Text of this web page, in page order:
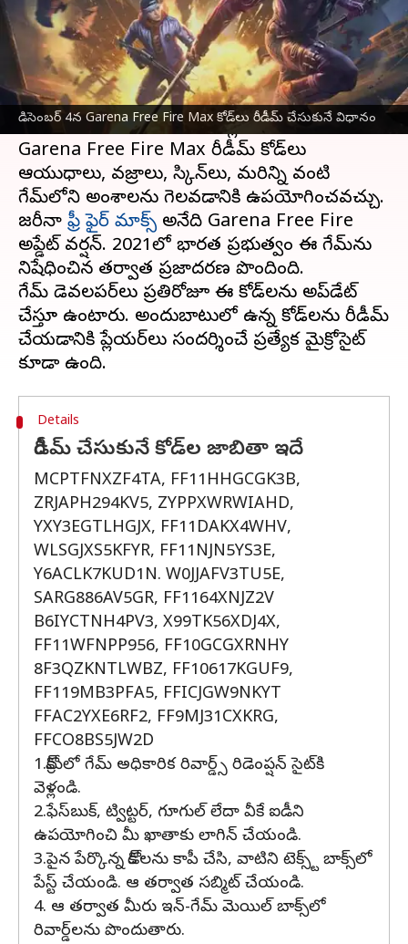
డిసెంబర్ 4న Garena Free Fire Max కోడ్‌లు రీడీమ్ చేసుకునే విధానం
వ్రాసిన వారు Sirish Praharaju Dec 04, 2023 09:15 am
ఈ వార్తాకథనం ఏంటి
డిసెంబర్ 4వ తేదీకి సంబంధించిన Garena Free Fire
Max రీడీమ్ కోడ్‌లను డెవలపర్లు విడుదల చేశారు.
Garena Free Fire Max రీడీమ్ కోడ్‌లు
ఆయుధాలు, వజ్రాలు, స్కిన్‌లు, మరిన్ని వంటి
గేమ్‌లోని అంశాలను గెలవడానికి ఉపయోగించవచ్చు.
జరీనా ఫ్రీ ఫైర్ మాక్స్ అనేది Garena Free Fire
అప్డేట్ వర్షన్. 2021లో భారత ప్రభుత్వం ఈ గేమ్‌ను
నిషేధించిన తర్వాత ప్రజాదరణ పొందింది.
గేమ్ డెవలపర్‌లు ప్రతిరోజూ ఈ కోడ్‌లను అప్‌డేట్
చేస్తూ ఉంటారు. అందుబాటులో ఉన్న కోడ్‌లను రీడీమ్
చేయడానికి ప్లేయర్‌లు సందర్శించే ప్రత్యేక మైక్రోసైట్
Details
రీడీమ్ చేసుకునే కోడ్‌ల జాబితా ఇదే
MCPTFNXZF4TA, FF11HHGCGK3B,
ZRJAPH294KV5, ZYPPXWRWIAHD,
YXY3EGTLHGJX, FF11DAKX4WHV,
WLSGJXS5KFYR, FF11NJN5YS3E,
Y6ACLK7KUD1N. W0JJAFV3TU5E,
SARG886AV5GR, FF1164XNJZ2V
B6IYCTNH4PV3, X99TK56XDJ4X,
FF11WFNPP956, FF10GCGXRNHY
8F3QZKNTLWBZ, FF10617KGUF9,
FF119MB3PFA5, FFICJGW9NKYT
FFAC2YXE6RF2, FF9MJ31CXKRG,
FFCO8BS5JW2D
1.క్రోమ్‌లో గేమ్ అధికారిక రివార్డ్స్ రిడెంప్షన్ సైట్‌కి
వెళ్లండి.
2.ఫేస్‌బుక్, ట్విట్టర్, గూగుల్ లేదా వీకే ఐడీని
ఉపయోగించి మీ ఖాతాకు లాగిన్ చేయండి.
3.పైన పేర్కొన్న కోడ్‌లను కాపీ చేసి, వాటిని టెక్స్ట్ బాక్స్‌లో
పేస్ట్ చేయండి. ఆ తర్వాత సబ్మిట్ చేయండి.
4. ఆ తర్వాత మీరు ఇన్-గేమ్ మెయిల్ బాక్స్‌లో
రివార్డ్‌లను పొందుతారు.